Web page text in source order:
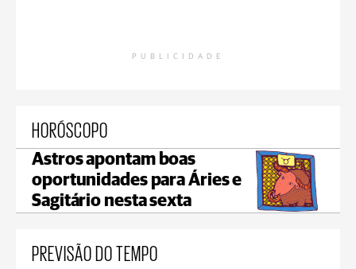
PUBLICIDADE
HORÓSCOPO
Astros apontam boas
oportunidades para Áries e
Sagitário nesta sexta
PREVISÃO DO TEMPO